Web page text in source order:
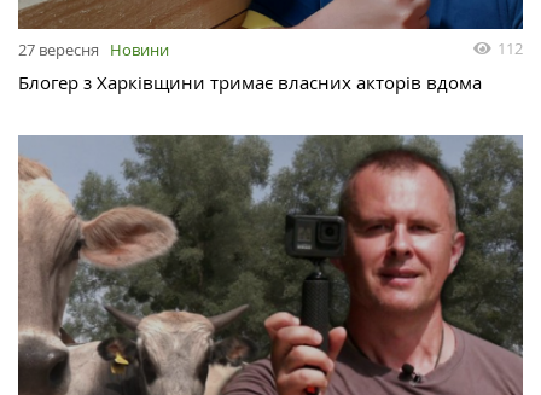
27 вересня Новини 112
Блогер з Харківщини тримає власних акторів вдома